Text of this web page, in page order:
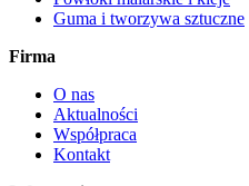
Guma i tworzywa sztuczne
Firma
O nas
Aktualności
Współpraca
Kontakt